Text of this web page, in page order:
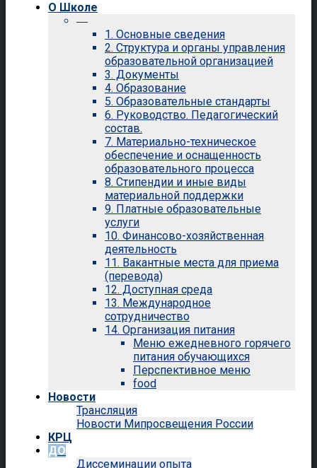
О Школе
—
1. Основные сведения
2. Структура и органы управления
образовательной организацией
3. Документы
4. Образование
5. Образовательные стандарты
6. Руководство. Педагогический
состав.
7. Материально-техническое
обеспечение и оснащенность
образовательного процесса
8. Стипендии и иные виды
материальной поддержки
9. Платные образовательные
услуги
10. Финансово-хозяйственная
деятельность
11. Вакантные места для приема
(перевода)
12. Доступная среда
13. Международное
сотрудничество
14. Организация питания
Меню ежедневного горячего
питания обучающихся
Перспективное меню
food
Новости
Трансляция
Новости Мипросвещения России
КРЦ
ДО
Диссеминации опыта